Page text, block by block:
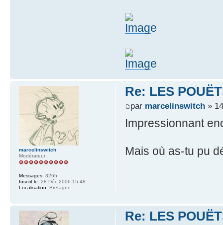
Re: LES
par marcelinswitch»
Impressionnant
Mais où as-tu pu
marcelinswitch
Modérateur
Messages: 3265
Inscrit le: 28 Déc 2006 15:48
Localisation: Bretagne
Re: LES